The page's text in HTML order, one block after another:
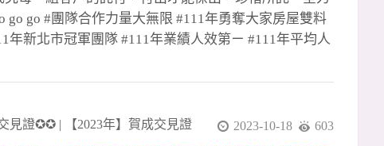
go go #團隊合作力量大無限 #111年勇奪大家房屋雙料
年新北市冠軍團隊 #111年業績人效第ㄧ #111年平均人
代書協辦!! #感謝最強的安信團隊夥伴都能協助幫忙!! #
證影片￼ 👉安信團隊招募中👈 就是妳你 就是你妳 就
見證✪✪ | 【2023年】賀成交見證 2023-10-18 603